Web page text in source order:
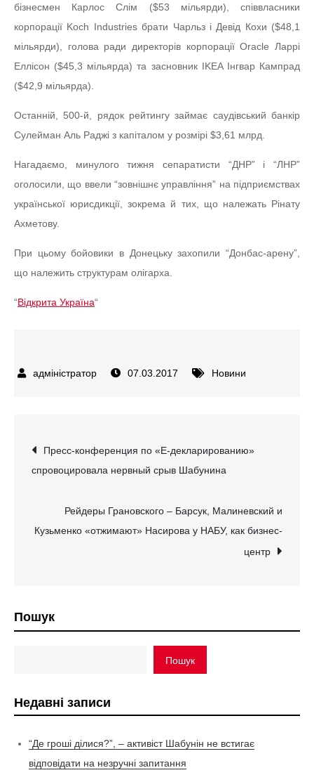
бізнесмен Карлос Слім ($53 мільярди), співвласники
корпорації Koch Industries брати Чарльз і Девід Кохи ($48,1
мільярди), голова ради директорів корпорації Oracle Ларрі
Еллісон ($45,3 мільярда) та засновник IKEA Інгвар Кампрад
($42,9 мільярда).
Останній, 500-й, рядок рейтингу займає саудівський банкір
Сулейман Аль Раджі з капіталом у розмірі $3,61 млрд.
Нагадаємо, минулого тижня сепаратисти “ДНР” і “ЛНР”
оголосили, що ввели “зовнішнє управління” на підприємствах
української юрисдикції, зокрема й тих, що належать Рінату
Ахметову.
При цьому бойовики в Донецьку захопили “Донбас-арену”,
що належить структурам олігарха.
“Відкрита Україна“
07.03.2017 Новини
Навігація
записів
Пресс-конференция по «Е-декларированию»
спровоцировала нервный срыв Шабунина
Рейдеры Грановского – Барсук, Малиневский и
Кузьменко «отжимают» Насирова у НАБУ, как бизнес-
центр
Пошук
Пошук
Недавні записи
“Де гроші ділися?”, – активіст Шабунін не встигає
відповідати на незручні запитання